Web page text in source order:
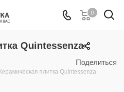
0
Поделиться
Quintessenza
Керамическая плитка Quintessenza